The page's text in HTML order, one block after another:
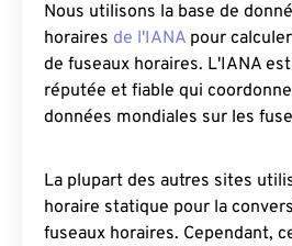
Nous utilisons la base de
horaires de l'IANA pour
de fuseaux horaires. L'IANA
réputée et fiable qui
données mondiales sur les
La plupart des autres sites
horaire statique pour la
fuseaux horaires. Cependant,